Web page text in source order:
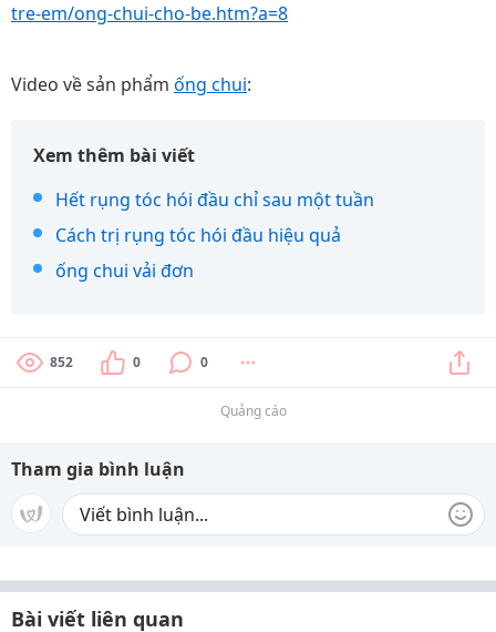
tre-em/ong-chui-cho-be.htm?a=8
Video về sản phẩm ống chui:
Xem thêm bài viết
Hết rụng tóc hói đầu chỉ sau một tuần
Cách trị rụng tóc hói đầu hiệu quả
ống chui vải đơn
852 0 0
Quảng cáo
Tham gia bình luận
Bài viết liên quan